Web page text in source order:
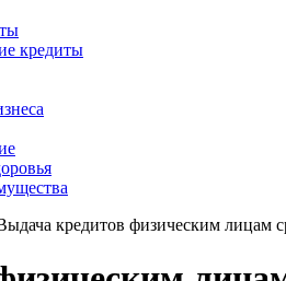
кредиты
кредитов физическим лицам